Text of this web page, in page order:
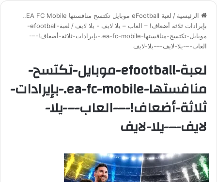
الرئيسية /
لعبة eFootball موبايل تكتسح منافستها EA FC Mobile..
بإيرادات ثلاثة أضعاف! – العاب – يلا لايف - يلا لايف /
لعبة-efootball-
موبايل-تكتسح-منافستها-ea-fc-mobile.-بإيرادات-ثلاثة-أضعاف!-–-
العاب-–-يلا-لايف-–-يلا-لايف
لعبة-efootball-موبايل-تكتسح-
منافستها-ea-fc-mobile.-بإيرادات-
ثلاثة-أضعاف!-–-العاب-–-يلا-
لايف-–-يلا-لايف